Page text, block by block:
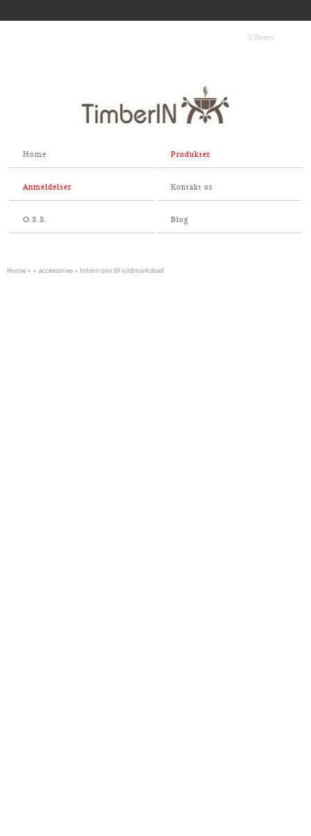
0 Items
Home Produkter
Anmeldelser Kontakt os
O.S.S. Blog
Home » » accessories » Intern ovn til vildmarksbad